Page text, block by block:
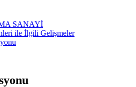
SANAYİ
ile İlgili Gelişmeler